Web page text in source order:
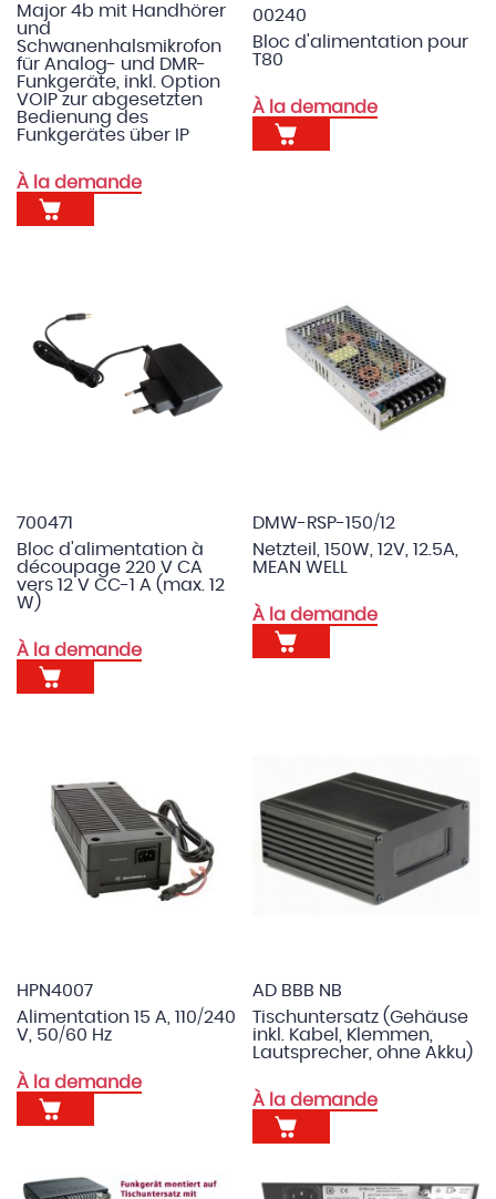
Major 4b mit Handhörer
und
Schwanenhalsmikrofon
für Analog- und DMR-
Funkgeräte, inkl. Option
VOIP zur abgesetzten
Bedienung des
Funkgerätes über IP
À la demande
00240
Bloc d'alimentation pour
T80
À la demande
700471
Bloc d'alimentation à
découpage 220 V CA
vers 12 V CC-1 A (max. 12
W)
À la demande
DMW-RSP-150/12
Netzteil, 150W, 12V, 12.5A,
MEAN WELL
À la demande
HPN4007
Alimentation 15 A, 110/240
V, 50/60 Hz
À la demande
AD BBB NB
Tischuntersatz (Gehäuse
inkl. Kabel, Klemmen,
Lautsprecher, ohne Akku)
À la demande